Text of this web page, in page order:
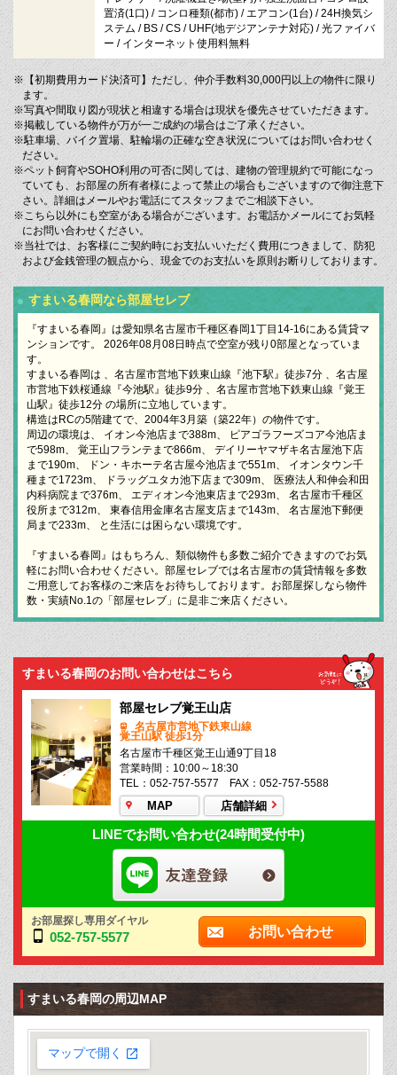
置済(1口) / コンロ種類(都市) / エアコン(1台) / 24H換気シ
ステム / BS / CS / UHF(地デジアンテナ対応) / 光ファイバ
ー / インターネット使用料無料
※【初期費用カード決済可】ただし、仲介手数料30,000円以上の物件に限り
ます。
※写真や間取り図が現状と相違する場合は現状を優先させていただきます。
※掲載している物件が万が一ご成約の場合はご了承ください。
※駐車場、バイク置場、駐輪場の正確な空き状況についてはお問い合わせく
ださい。
※ペット飼育やSOHO利用の可否に関しては、建物の管理規約で可能になっ
ていても、お部屋の所有者様によって禁止の場合もございますので御注意下
さい。詳細はメールやお電話にてスタッフまでご相談下さい。
※こちら以外にも空室がある場合がございます。お電話かメールにてお気軽
にお問い合わせください。
※当社では、お客様にご契約時にお支払いいただく費用につきまして、防犯
および金銭管理の観点から、現金でのお支払いを原則お断りしております。
すまいる春岡なら部屋セレブ
『すまいる春岡』は愛知県名古屋市千種区春岡1丁目14-16にある賃貸マ
ンションです。 2026年08月08日時点で空室が残り0部屋となっていま
す。
すまいる春岡は 、名古屋市営地下鉄東山線『池下駅』徒歩7分 、名古屋
市営地下鉄桜通線『今池駅』徒歩9分 、名古屋市営地下鉄東山線『覚王
山駅』徒歩12分 の場所に立地しています。
構造はRCの5階建てで、2004年3月築（築22年）の物件です。
周辺の環境は、 イオン今池店まで388m、 ピアゴラフーズコア今池店ま
で598m、 覚王山フランテまで866m、 デイリーヤマザキ名古屋池下店
まで190m、 ドン・キホーテ名古屋今池店まで551m、 イオンタウン千
種まで1723m、 ドラッグユタカ池下店まで309m、 医療法人和伸会和田
内科病院まで376m、 エディオン今池東店まで293m、 名古屋市千種区
役所まで312m、 東春信用金庫名古屋支店まで143m、 名古屋池下郵便
局まで233m、 と生活には困らない環境です。
『すまいる春岡』はもちろん、類似物件も多数ご紹介できますのでお気
軽にお問い合わせください。部屋セレブでは名古屋市の賃貸情報を多数
ご用意してお客様のご来店をお待ちしております。お部屋探しなら物件
数・実績No.1の「部屋セレブ」に是非ご来店ください。
すまいる春岡のお問い合わせはこちら
部屋セレブ覚王山店
名古屋市営地下鉄東山線
覚王山駅 徒歩1分
名古屋市千種区覚王山通9丁目18
営業時間：10:00～18:30
TEL：052-757-5577 FAX：052-757-5588
MAP 店舗詳細
LINEでお問い合わせ(24時間受付中)
お部屋探し専用ダイヤル
052-757-5577 お問い合わせ
すまいる春岡の周辺MAP